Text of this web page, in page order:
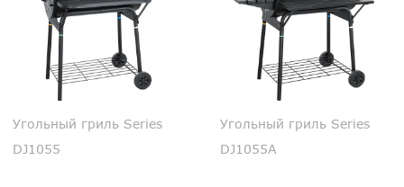
Угольный гриль Series
DJ1055
Угольный гриль Series
DJ1055A